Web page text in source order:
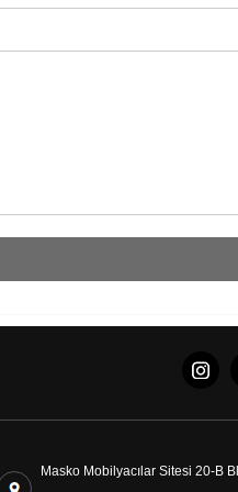
Masko Mobilyacılar Sitesi 20-B